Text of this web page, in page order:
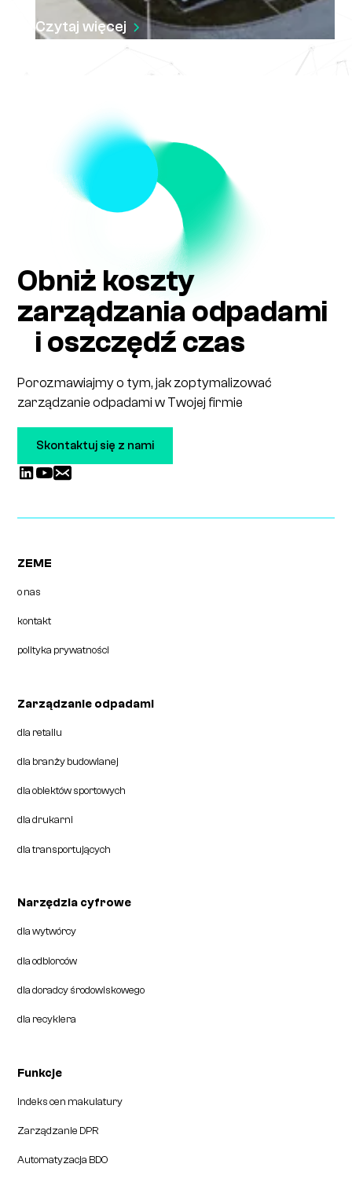
Czytaj więcej
Obniż koszty
zarządzania odpadami
i oszczędź czas
Porozmawiajmy o tym, jak zoptymalizować
zarządzanie odpadami w Twojej firmie
Skontaktuj się z nami
ZEME
o nas
kontakt
polityka prywatności
Zarządzanie odpadami
dla retailu
dla branży budowlanej
dla obiektów sportowych
dla drukarni
dla transportujących
Narzędzia cyfrowe
dla wytwórcy
dla odbiorców
dla doradcy środowiskowego
dla recyklera
Funkcje
Indeks cen makulatury
Zarządzanie DPR
Automatyzacja BDO